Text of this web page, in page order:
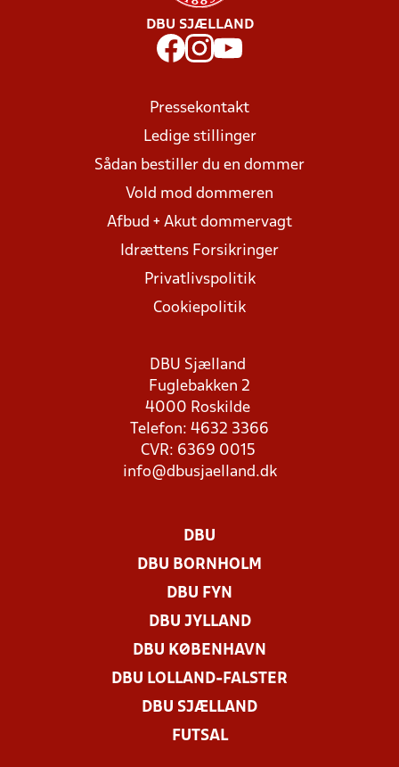
DBU SJÆLLAND
Pressekontakt
Ledige stillinger
Sådan bestiller du en dommer
Vold mod dommeren
Afbud + Akut dommervagt
Idrættens Forsikringer
Privatlivspolitik
Cookiepolitik
DBU Sjælland
Fuglebakken 2
4000 Roskilde
Telefon: 4632 3366
CVR: 6369 0015
info@dbusjaelland.dk
DBU
DBU BORNHOLM
DBU FYN
DBU JYLLAND
DBU KØBENHAVN
DBU LOLLAND-FALSTER
DBU SJÆLLAND
FUTSAL